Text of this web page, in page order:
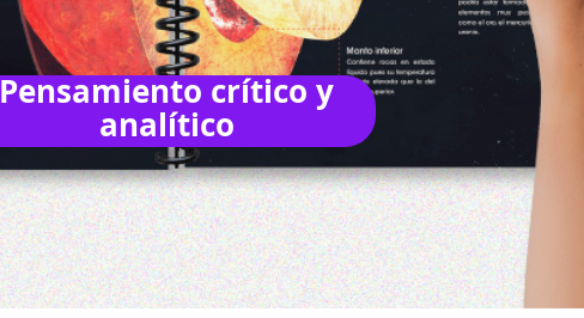
Pensamiento crítico y
analítico